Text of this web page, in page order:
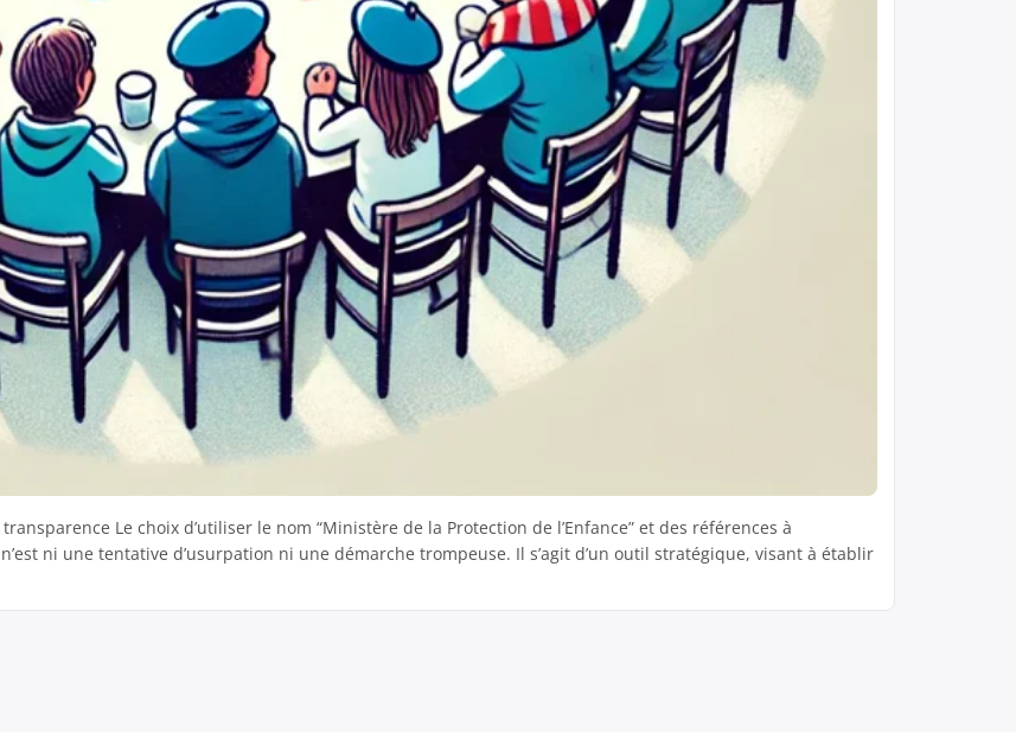
Le choix d’utiliser le nom “Ministère de la Protection de l’Enfance” et des références à
ni une tentative d’usurpation ni une démarche trompeuse. Il s’agit d’un outil stratégique, visant à établir